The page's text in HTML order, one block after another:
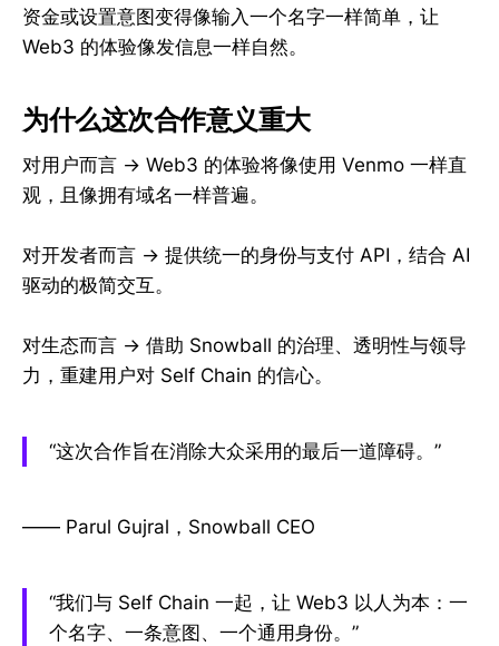
资金或设置意图变得像输入一个名字一样简单，让
Web3 的体验像发信息一样自然。
为什么这次合作意义重大
对用户而言 → Web3 的体验将像使用 Venmo 一样直
观，且像拥有域名一样普遍。
对开发者而言 → 提供统一的身份与支付 API，结合 AI
驱动的极简交互。
对生态而言 → 借助 Snowball 的治理、透明性与领导
力，重建用户对 Self Chain 的信心。
“这次合作旨在消除大众采用的最后一道障碍。”
—— Parul Gujral，Snowball CEO
“我们与 Self Chain 一起，让 Web3 以人为本：一
个名字、一条意图、一个通用身份。”